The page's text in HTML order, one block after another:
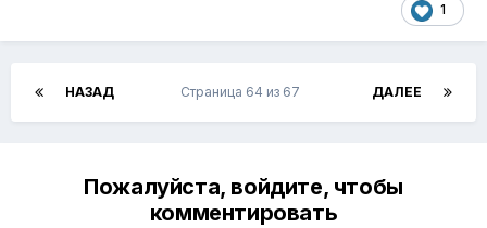
1
НАЗАД ДАЛЕЕ
Страница 64 из 67
Пожалуйста, войдите, чтобы
комментировать